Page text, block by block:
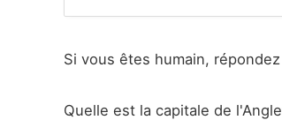
Si vous êtes humain,
Quelle est la capitale de